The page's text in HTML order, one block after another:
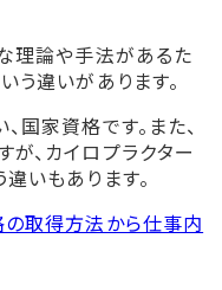
理論や手法があるた
う違いがあります。
国家資格です。また、
、カイロプラクター
いもあります。
取得方法から仕事内